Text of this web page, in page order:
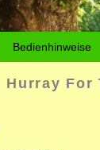
Bedienhinweise
Hurray For